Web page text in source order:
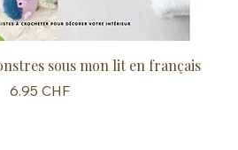
sous mon lit en français
Prix
6.95 CHF